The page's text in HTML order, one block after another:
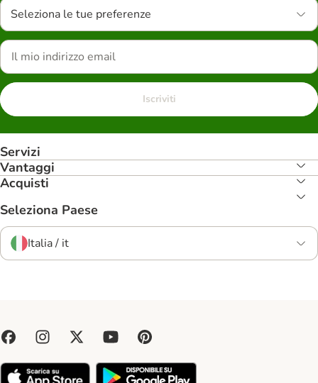
Seleziona le tue preferenze
Iscriviti
Servizi
Vantaggi
Acquisti
Seleziona Paese
Italia / it